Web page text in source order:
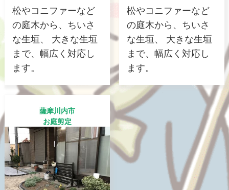
松やコニファーなど
の庭木から、ちいさ
な生垣、 大きな生垣
まで、幅広く対応し
ます。
松やコニファーなど
の庭木から、ちいさ
な生垣、 大きな生垣
まで、幅広く対応し
ます。
薩摩川内市
お庭剪定